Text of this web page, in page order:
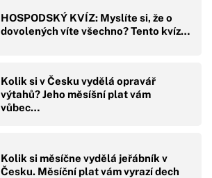
HOSPODSKÝ KVÍZ: Myslíte si, že o
dovolených víte všechno? Tento kvíz…
Kolik si v Česku vydělá opravář
výtahů? Jeho měsíšní plat vám
vůbec…
Kolik si měsíčne vydělá jeřábník v
Česku. Měsíční plat vám vyrazí dech